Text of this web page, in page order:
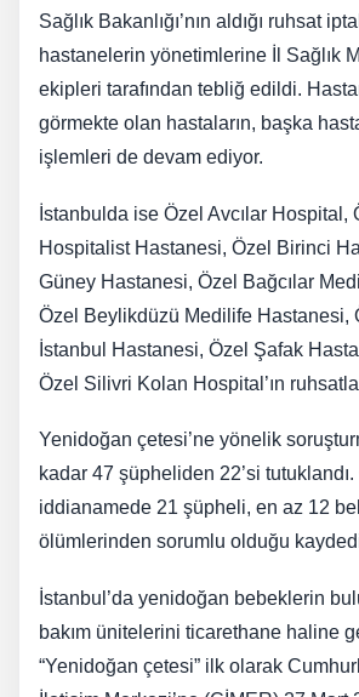
Sağlık Bakanlığı’nın aldığı ruhsat
hastanelerin yönetimlerine İl Sağlık
ekipleri tarafından tebliğ edildi.
görmekte olan hastaların, başka
işlemleri de devam ediyor.
İstanbulda ise Özel Avcılar Hospital,
Hospitalist Hastanesi, Özel Birinci
Güney Hastanesi, Özel Bağcılar
Özel Beylikdüzü Medilife Hastanesi,
İstanbul Hastanesi, Özel Şafak
Özel Silivri Kolan Hospital’ın
Yenidoğan çetesi’ne yönelik
kadar 47 şüpheliden 22’si
iddianamede 21 şüpheli, en az 12
ölümlerinden sorumlu olduğu
İstanbul’da yenidoğan bebeklerin
bakım ünitelerini ticarethane haline
“Yenidoğan çetesi” ilk olarak